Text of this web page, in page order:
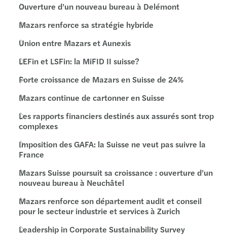
Ouverture d’un nouveau bureau à Delémont
Mazars renforce sa stratégie hybride
Union entre Mazars et Aunexis
LEFin et LSFin: la MiFID II suisse?
Forte croissance de Mazars en Suisse de 24%
Mazars continue de cartonner en Suisse
Les rapports financiers destinés aux assurés sont trop
complexes
Imposition des GAFA: la Suisse ne veut pas suivre la
France
Mazars Suisse poursuit sa croissance : ouverture d’un
nouveau bureau à Neuchâtel
Mazars renforce son département audit et conseil
pour le secteur industrie et services à Zurich
Leadership in Corporate Sustainability Survey